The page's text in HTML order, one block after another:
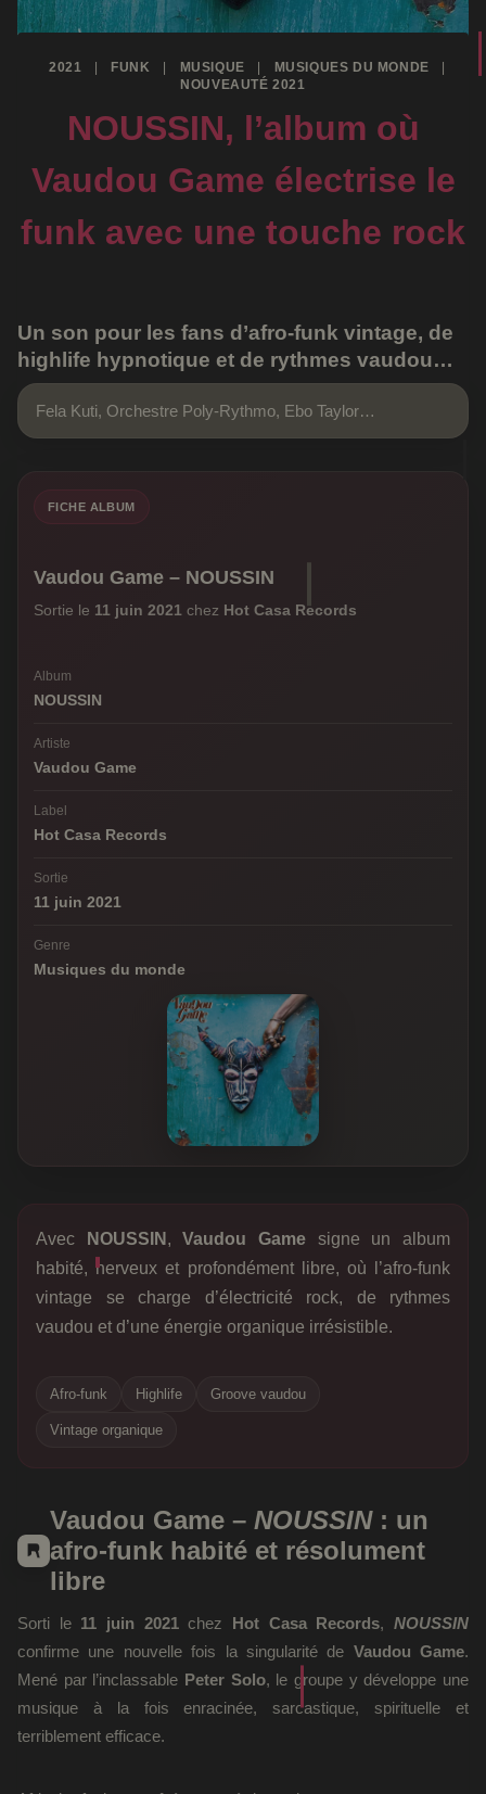
2021 FUNK MUSIQUE MUSIQUES DU MONDE
NOUVEAUTÉ 2021
NOUSSIN, l’album où
Vaudou Game électrise le
funk avec une touche rock
Un son pour les fans d’afro-funk vintage, de
highlife hypnotique et de rythmes vaudou…
Fela Kuti, Orchestre Poly-Rythmo, Ebo Taylor…
FICHE ALBUM
Vaudou Game – NOUSSIN
Sortie le 11 juin 2021 chez Hot Casa Records
Album
NOUSSIN
Artiste
Vaudou Game
Label
Hot Casa Records
Sortie
11 juin 2021
Genre
Musiques du monde
Avec NOUSSIN ,Vaudou Game signe un album
habité, nerveux et profondément libre, où l’afro-funk
vintage se charge d’électricité rock, de rythmes
vaudou et d’une énergie organique irrésistible.
Afro-funk Highlife Groove vaudou
Vintage organique
Vaudou Game – NOUSSIN: un
afro-funk habité et résolument
libre
Sorti le 11 juin 2021chez Hot Casa Records,NOUSSIN
confirme une nouvelle fois la singularité de Vaudou Game.
Mené par l’inclassable Peter Solo, le groupe y développe une
musique à la fois enracinée, sarcastique, spirituelle et
terriblement efficace.